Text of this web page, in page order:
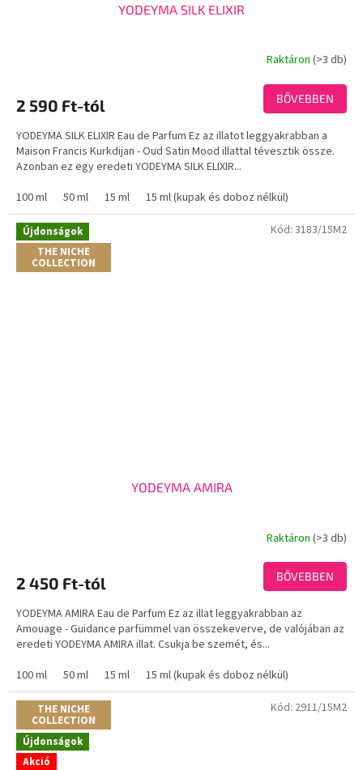
YODEYMA SILK ELIXIR
értékelése
ből
3,4
csillag.
Raktáron(>3 db)
2 590 Ft-tól BŐVEBBEN
YODEYMA SILK ELIXIR Eau de Parfum Ez az illatot leggyakrabban a
Maison Francis Kurkdijan - Oud Satin Mood illattal tévesztik össze.
Azonban ez egy eredeti YODEYMA SILK ELIXIR...
100 ml
50 ml 15 ml 15 ml (kupak és doboz nélkül)
Újdonságok
THE NICHE
COLLECTION
YODEYMA AMIRA
értékelése
ből
3,3
csillag.
Raktáron(>3 db)
2 450 Ft-tól BŐVEBBEN
YODEYMA AMIRA Eau de Parfum Ez az illat leggyakrabban az
Amouage - Guidance parfümmel van összekeverve, de valójában az
eredeti YODEYMA AMIRA illat. Csukja be szemét, és...
100 ml
50 ml 15 ml 15 ml (kupak és doboz nélkül)
Kód: 3183/15M2
THE NICHE
COLLECTION
Újdonságok
Akció
Kód: 2911/15M2